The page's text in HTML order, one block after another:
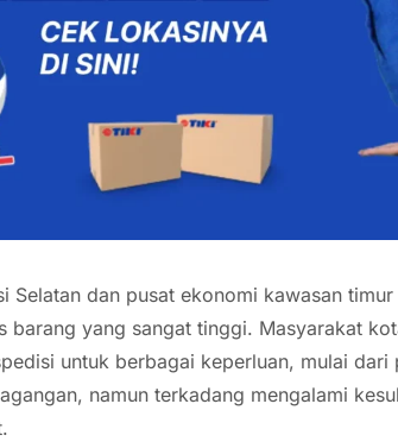
Selatan dan pusat ekonomi kawasan
barang yang sangat tinggi. Masyarakat
untuk berbagai keperluan, mulai dari
namun terkadang mengalami